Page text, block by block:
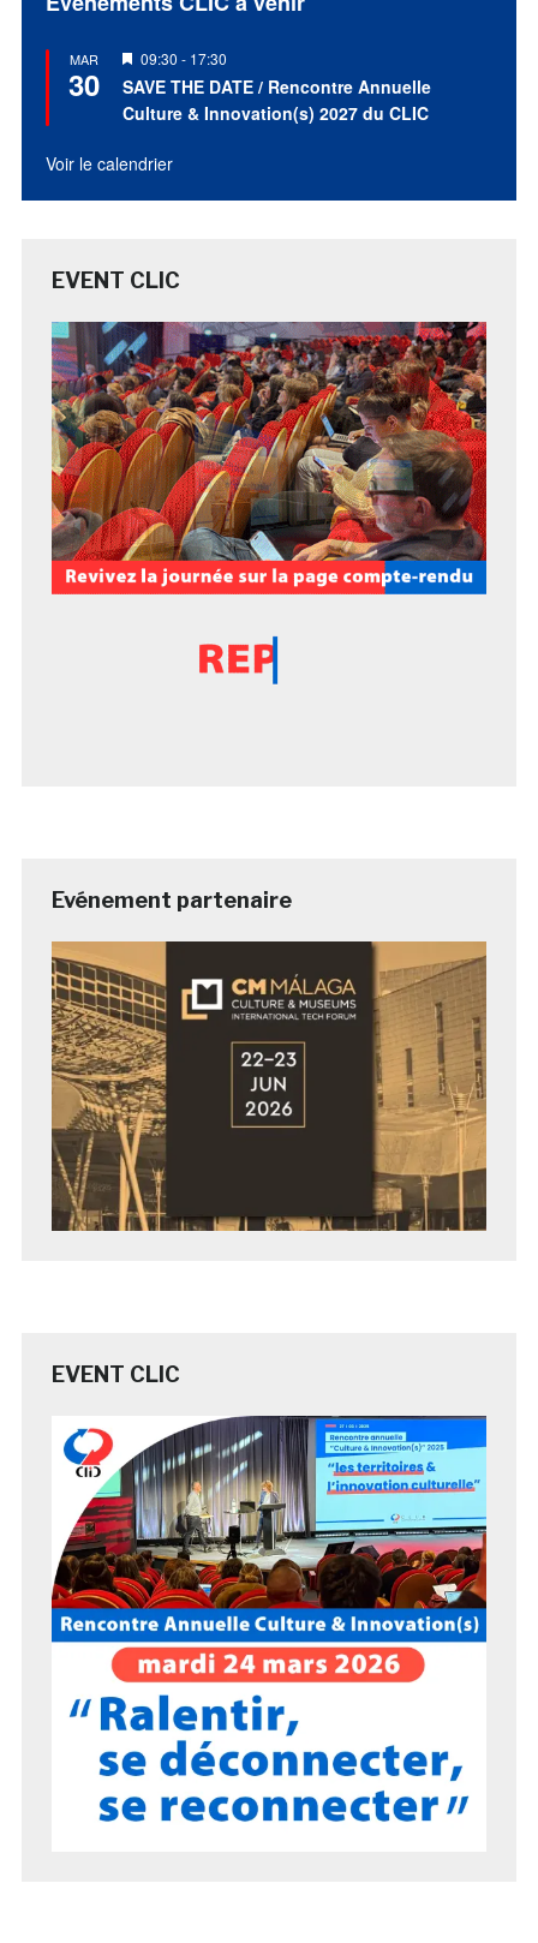
MAR
30
Mis
en
avant
09:30 - 17:30
SAVE THE DATE / Rencontre Annuelle
Culture & Innovation(s) 2027 du CLIC
Voir le calendrier
EVENT CLIC
Evénement partenaire
EVENT CLIC